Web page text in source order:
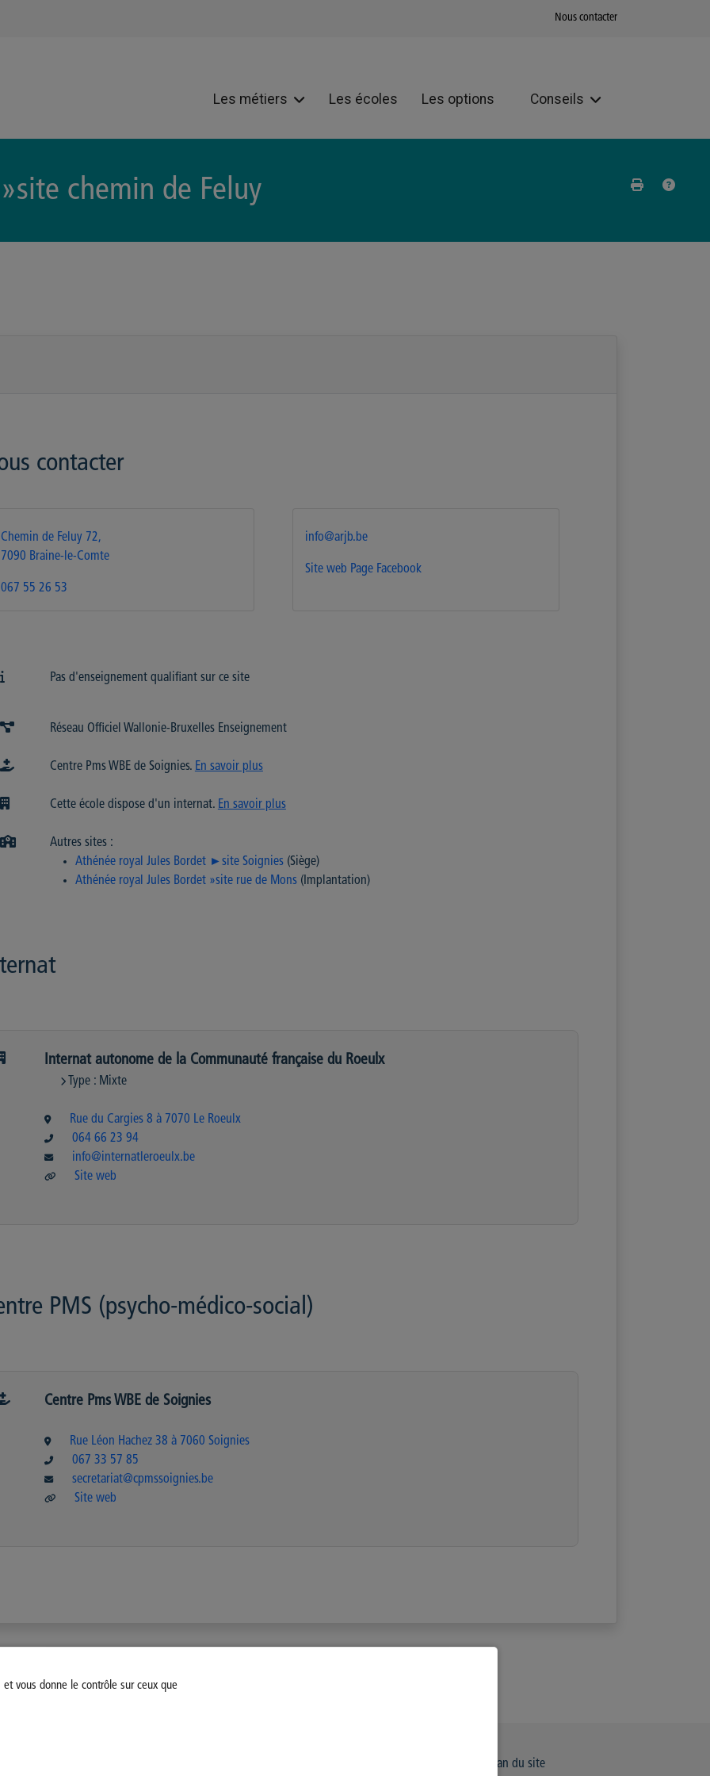
vous donne le contrôle sur ceux que
Nous contacter
Les métiers Les écoles Les options Conseils
chemin de Feluy
contacter
Chemin de Feluy 72,
7090 Braine-le-Comte
067 55 26 53
info@arjb.be
Site web Page Facebook
Pas d'enseignement qualifiant sur ce site
Réseau Officiel Wallonie-Bruxelles Enseignement
Centre Pms WBE de Soignies. En savoir plus
Cette école dispose d'un internat. En savoir plus
Autres sites :
Athénée royal Jules Bordet ►site Soignies (Siège)
Athénée royal Jules Bordet »site rue de Mons(Implantation)
Internat autonome de la Communauté française du Roeulx
Type : Mixte
Rue du Cargies 8 à 7070 Le Roeulx
064 66 23 94
info@internatleroeulx.be
Site web
PMS (psycho-médico-social)
Centre Pms WBE de Soignies
Rue Léon Hachez 38 à 7060 Soignies
067 33 57 85
secretariat@cpmssoignies.be
Site web
Plan du site